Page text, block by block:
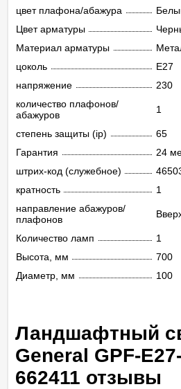
цвет плафона/абажура
Цвет арматуры
Материал арматуры
цоколь
E27
напряжение
230
количество плафонов/
абажуров
1
степень защиты (ip)
65
Гарантия
24
штрих-код (служебное)
кратность
1
направление абажуров/
плафонов
Количество ламп
1
Высота, мм
700
Диаметр, мм
100
Ландшафтный
General GPF-
662411 отзывы